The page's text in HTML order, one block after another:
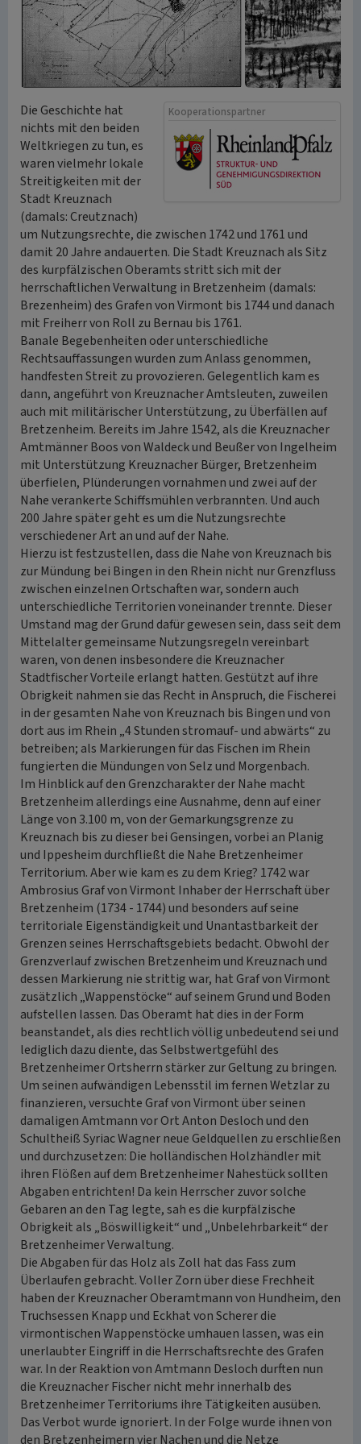
Kooperationspartner
Die Geschichte hat
nichts mit den beiden
Weltkriegen zu tun, es
waren vielmehr lokale
Streitigkeiten mit der
Stadt Kreuznach
(damals: Creutznach)
um Nutzungsrechte, die zwischen 1742 und 1761 und
damit 20 Jahre andauerten. Die Stadt Kreuznach als Sitz
des kurpfälzischen Oberamts stritt sich mit der
herrschaftlichen Verwaltung in Bretzenheim (damals:
Brezenheim) des Grafen von Virmont bis 1744 und danach
mit Freiherr von Roll zu Bernau bis 1761.
Banale Begebenheiten oder unterschiedliche
Rechtsauffassungen wurden zum Anlass genommen,
handfesten Streit zu provozieren. Gelegentlich kam es
dann, angeführt von Kreuznacher Amtsleuten, zuweilen
auch mit militärischer Unterstützung, zu Überfällen auf
Bretzenheim. Bereits im Jahre 1542, als die Kreuznacher
Amtmänner Boos von Waldeck und Beußer von Ingelheim
mit Unterstützung Kreuznacher Bürger, Bretzenheim
überfielen, Plünderungen vornahmen und zwei auf der
Nahe verankerte Schiffsmühlen verbrannten. Und auch
200 Jahre später geht es um die Nutzungsrechte
verschiedener Art an und auf der Nahe.
Hierzu ist festzustellen, dass die Nahe von Kreuznach bis
zur Mündung bei Bingen in den Rhein nicht nur Grenzfluss
zwischen einzelnen Ortschaften war, sondern auch
unterschiedliche Territorien voneinander trennte. Dieser
Umstand mag der Grund dafür gewesen sein, dass seit dem
Mittelalter gemeinsame Nutzungsregeln vereinbart
waren, von denen insbesondere die Kreuznacher
Stadtfischer Vorteile erlangt hatten. Gestützt auf ihre
Obrigkeit nahmen sie das Recht in Anspruch, die Fischerei
in der gesamten Nahe von Kreuznach bis Bingen und von
dort aus im Rhein „4 Stunden stromauf- und abwärts“ zu
betreiben; als Markierungen für das Fischen im Rhein
fungierten die Mündungen von Selz und Morgenbach.
Im Hinblick auf den Grenzcharakter der Nahe macht
Bretzenheim allerdings eine Ausnahme, denn auf einer
Länge von 3.100 m, von der Gemarkungsgrenze zu
Kreuznach bis zu dieser bei Gensingen, vorbei an Planig
und Ippesheim durchfließt die Nahe Bretzenheimer
Territorium. Aber wie kam es zu dem Krieg? 1742 war
Ambrosius Graf von Virmont Inhaber der Herrschaft über
Bretzenheim (1734 - 1744) und besonders auf seine
territoriale Eigenständigkeit und Unantastbarkeit der
Grenzen seines Herrschaftsgebiets bedacht. Obwohl der
Grenzverlauf zwischen Bretzenheim und Kreuznach und
dessen Markierung nie strittig war, hat Graf von Virmont
zusätzlich „Wappenstöcke“ auf seinem Grund und Boden
aufstellen lassen. Das Oberamt hat dies in der Form
beanstandet, als dies rechtlich völlig unbedeutend sei und
lediglich dazu diente, das Selbstwertgefühl des
Bretzenheimer Ortsherrn stärker zur Geltung zu bringen.
Um seinen aufwändigen Lebensstil im fernen Wetzlar zu
finanzieren, versuchte Graf von Virmont über seinen
damaligen Amtmann vor Ort Anton Desloch und den
Schultheiß Syriac Wagner neue Geldquellen zu erschließen
und durchzusetzen: Die holländischen Holzhändler mit
ihren Flößen auf dem Bretzenheimer Nahestück sollten
Abgaben entrichten! Da kein Herrscher zuvor solche
Gebaren an den Tag legte, sah es die kurpfälzische
Obrigkeit als „Böswilligkeit“ und „Unbelehrbarkeit“ der
Bretzenheimer Verwaltung.
Die Abgaben für das Holz als Zoll hat das Fass zum
Überlaufen gebracht. Voller Zorn über diese Frechheit
haben der Kreuznacher Oberamtmann von Hundheim, den
Truchsessen Knapp und Eckhat von Scherer die
virmontischen Wappenstöcke umhauen lassen, was ein
unerlaubter Eingriff in die Herrschaftsrechte des Grafen
war. In der Reaktion von Amtmann Desloch durften nun
die Kreuznacher Fischer nicht mehr innerhalb des
Bretzenheimer Territoriums ihre Tätigkeiten ausüben.
Das Verbot wurde ignoriert. In der Folge wurde ihnen von
den Bretzenheimern vier Nachen und die Netze